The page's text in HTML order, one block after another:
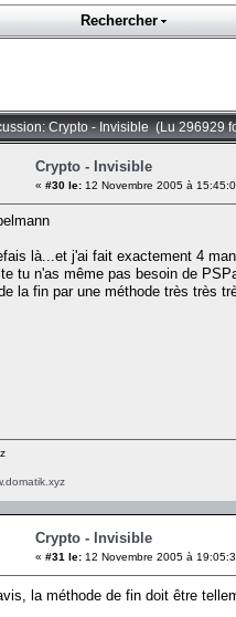
Rechercher
Crypto - Invisible (Lu 296929
Crypto - Invisible
« #30 le: 12 Novembre 2005 à
là...et j'ai fait exactement 4
tu n'as même pas besoin de
la fin par une méthode très très
Crypto - Invisible
« #31 le: 12 Novembre 2005 à
la méthode de fin doit être